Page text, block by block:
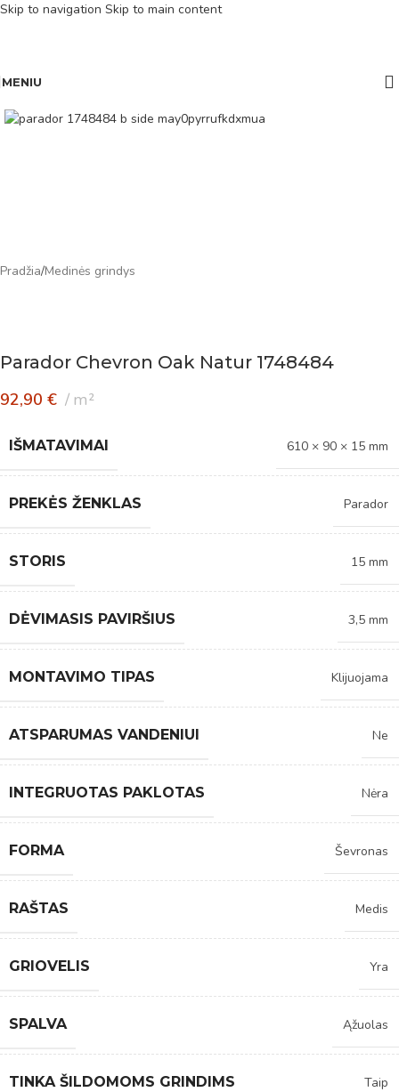
Skip to navigation Skip to main content
MENIU
Pradžia/Medinės grindys
Parador Chevron Oak Natur 1748484
92,90 € m²
IŠMATAVIMAI 610 × 90 × 15 mm
PREKĖS ŽENKLAS Parador
STORIS 15 mm
DĖVIMASIS PAVIRŠIUS 3,5 mm
MONTAVIMO TIPAS Klijuojama
ATSPARUMAS VANDENIUI Ne
INTEGRUOTAS PAKLOTAS Nėra
FORMA Ševronas
RAŠTAS Medis
GRIOVELIS Yra
SPALVA Ąžuolas
TINKA ŠILDOMOMS GRINDIMS Taip